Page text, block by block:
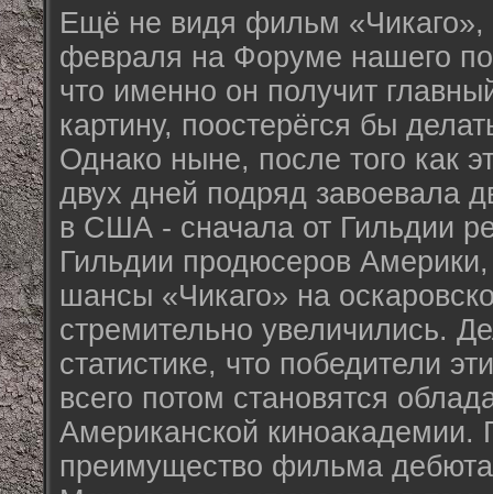
Ещё не видя фильм «Чикаго»,
февраля на Форуме нашего
что именно он получит
картину, поостерёгся бы
Однако ныне, после того как
двух дней подряд завоевала
в США - сначала от Гильдии
Гильдии продюсеров
шансы «Чикаго» на
стремительно увеличились.
статистике, что победители
всего потом становятся
Американской киноакадемии.
преимущество фильма